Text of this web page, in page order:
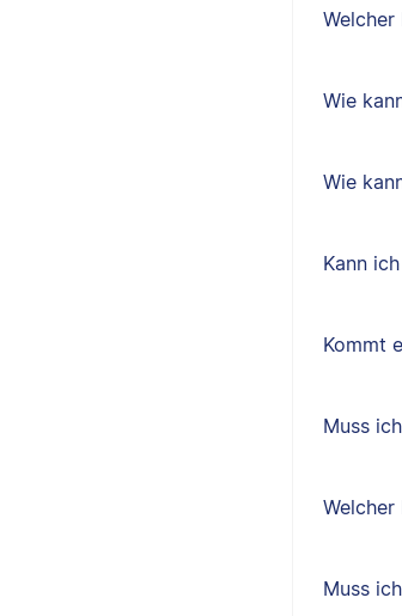
Welcher
Wie
Wie
Kann
Kommt
Muss
Welcher
Muss